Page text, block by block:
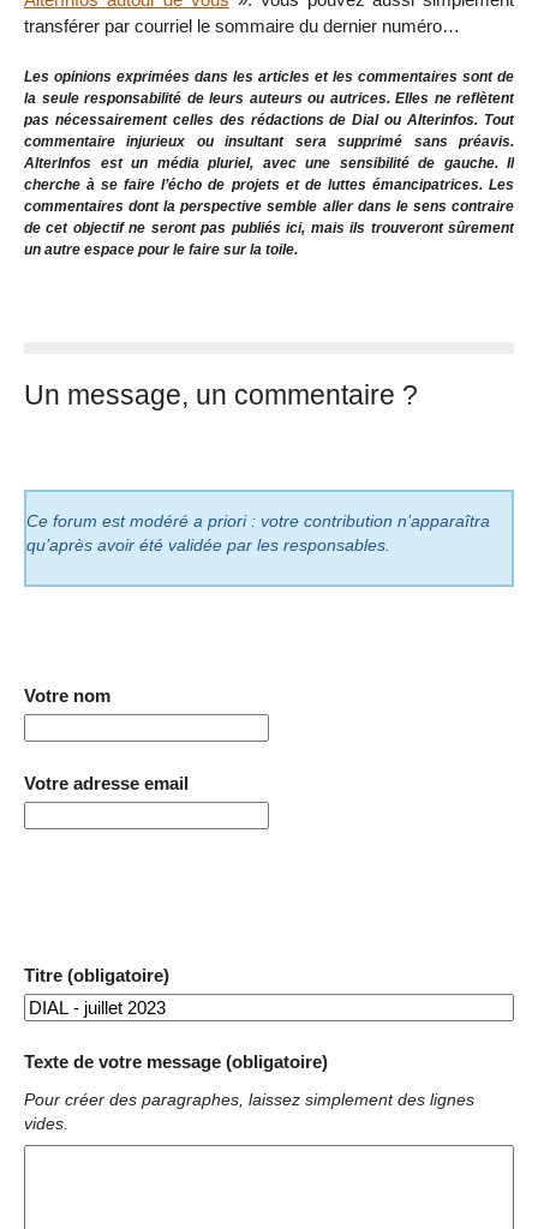
transférer par courriel le sommaire du dernier numéro…
Les opinions exprimées dans les articles et les commentaires sont de
la seule responsabilité de leurs auteurs ou autrices. Elles ne reflètent
pas nécessairement celles des rédactions de Dial ou Alterinfos. Tout
commentaire injurieux ou insultant sera supprimé sans préavis.
AlterInfos est un média pluriel, avec une sensibilité de gauche. Il
cherche à se faire l’écho de projets et de luttes émancipatrices. Les
commentaires dont la perspective semble aller dans le sens contraire
de cet objectif ne seront pas publiés ici, mais ils trouveront sûrement
un autre espace pour le faire sur la toile.
Un message, un commentaire ?
Ce forum est modéré a priori : votre contribution n’apparaîtra
qu’après avoir été validée par les responsables.
Votre nom
Votre adresse email
Titre (obligatoire)
Texte de votre message (obligatoire)
Pour créer des paragraphes, laissez simplement des lignes
vides.